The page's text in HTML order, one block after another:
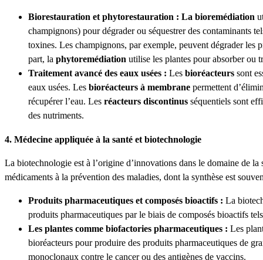
Biorestauration et phytorestauration : La bioremédiation
champignons) pour dégrader ou séquestrer des contaminants
toxines. Les champignons, par exemple, peuvent dégrader les
part, la phytoremédiation utilise les plantes pour absorber ou
Traitement avancé des eaux usées : Les bioréacteurs sont
eaux usées. Les bioréacteurs à membrane permettent
récupérer l’eau. Les réacteurs discontinus séquentiels sont
des nutriments.
4. Médecine appliquée à la santé et biotechnologie
La biotechnologie est à l’origine d’innovations dans le domaine de
médicaments à la prévention des maladies, dont la synthèse est
Produits pharmaceutiques et composés bioactifs : La
produits pharmaceutiques par le biais de composés bioactifs
Les plantes comme biofactories pharmaceutiques : Les
bioréacteurs pour produire des produits pharmaceutiques de
monoclonaux contre le cancer ou des antigènes de vaccins.